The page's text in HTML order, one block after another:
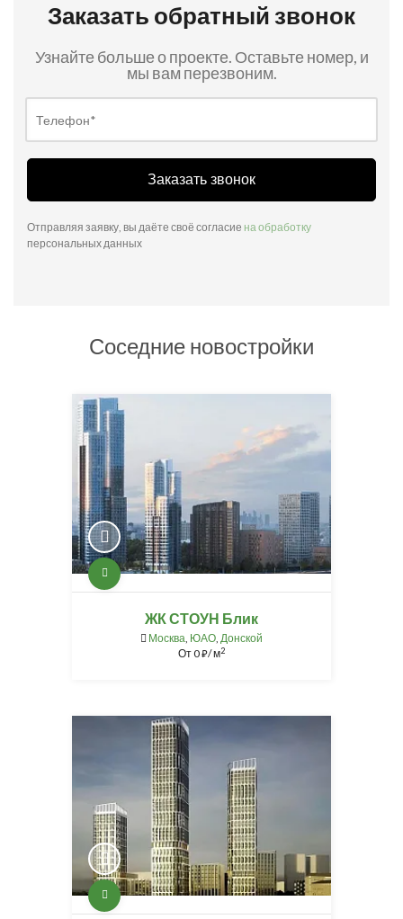
Заказать обратный звонок
Узнайте больше о проекте. Оставьте номер, и
мы вам перезвоним.
Заказать звонок
Отправляя заявку, вы даёте своё согласие на обработку
персональных данных
Соседние новостройки
ЖК СТОУН Блик
Москва, ЮАО, Донской
От0⃏/ м2